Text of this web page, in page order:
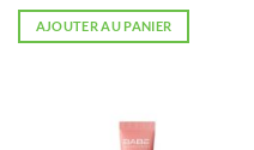
AJOUTER AU PANIER